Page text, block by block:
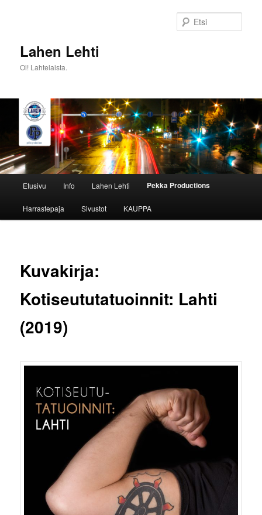
Lahen Lehti
Oi! Lahtelaista.
Etusivu Info Lahen Lehti Pekka Productions
Harrastepaja Sivustot KAUPPA
Kuvakirja:
Kotiseututatuoinnit: Lahti
(2019)